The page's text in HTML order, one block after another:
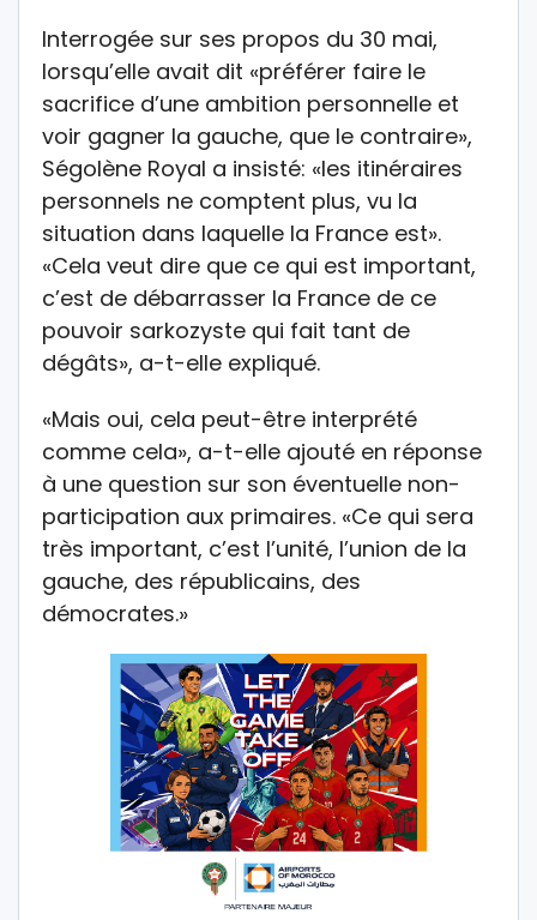
Interrogée sur ses propos du 30 mai,
lorsqu’elle avait dit «préférer faire le
sacrifice d’une ambition personnelle et
voir gagner la gauche, que le contraire»,
Ségolène Royal a insisté: «les itinéraires
personnels ne comptent plus, vu la
situation dans laquelle la France est».
«Cela veut dire que ce qui est important,
c’est de débarrasser la France de ce
pouvoir sarkozyste qui fait tant de
dégâts», a-t-elle expliqué.
«Mais oui, cela peut-être interprété
comme cela», a-t-elle ajouté en réponse
à une question sur son éventuelle non-
participation aux primaires. «Ce qui sera
très important, c’est l’unité, l’union de la
gauche, des républicains, des
démocrates.»